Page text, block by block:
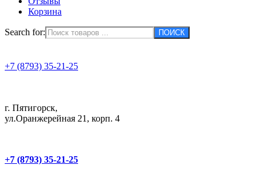
Корзина
Search for:
+7 (8793) 35-21-25
г. Пятигорск,
ул.Оранжерейная 21, корп. 4
+7 (8793) 35-21-25